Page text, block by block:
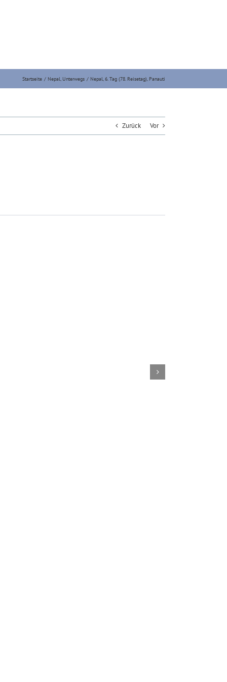
Startseite Nepal Unterwegs Nepal, 6. Tag (78. Reisetag), Panauti
Zurück Vor